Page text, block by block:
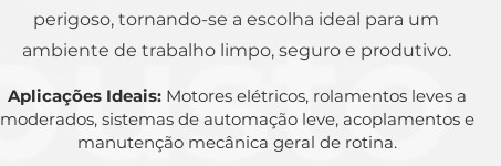
perigoso, tornando-se a escolha ideal para um
ambiente de trabalho limpo, seguro e produtivo.
Aplicações Ideais: Motores elétricos, rolamentos leves a
moderados, sistemas de automação leve, acoplamentos e
manutenção mecânica geral de rotina.